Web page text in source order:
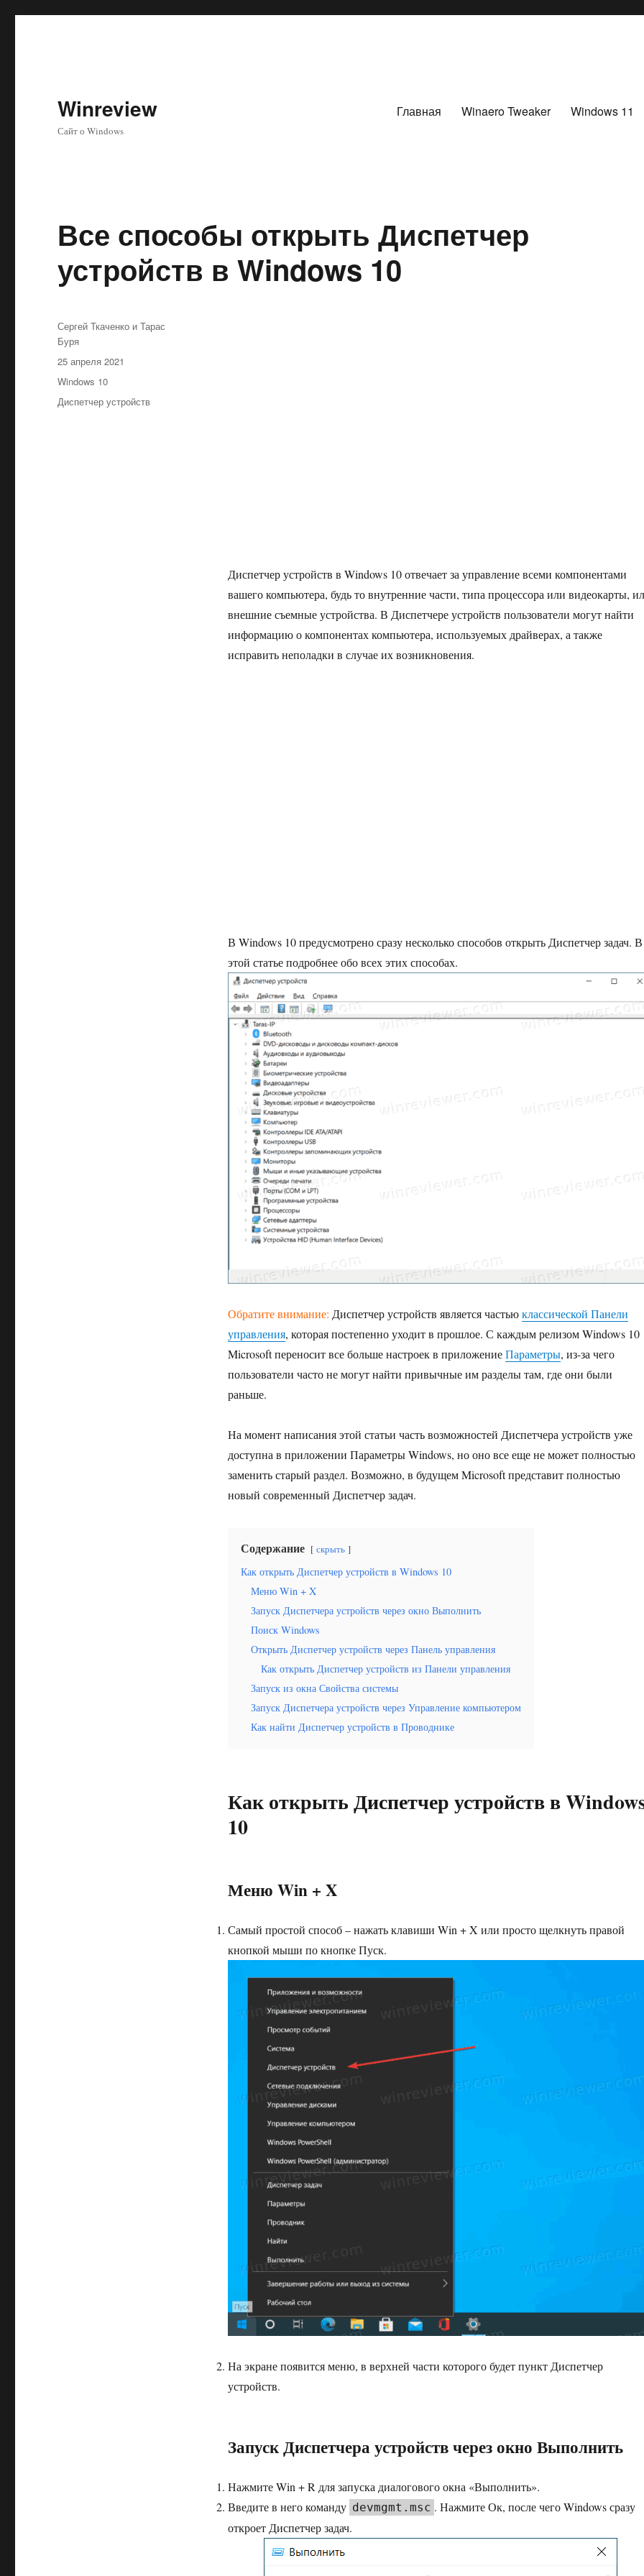
Winreview
Сайт о Windows
Главная Winaero Tweaker Windows 11
Все способы открыть Диспетчер
устройств в Windows 10
Диспетчер устройств в Windows 10 отвечает за управление всеми компонентами
вашего компьютера, будь то внутренние части, типа процессора или видеокарты,
внешние съемные устройства. В Диспетчере устройств пользователи могут найти
информацию о компонентах компьютера, используемых драйверах, а также
исправить неполадки в случае их возникновения.
В Windows 10 предусмотрено сразу несколько способов открыть Диспетчер задач. В
этой статье подробнее обо всех этих способах.
Обратите внимание: Диспетчер устройств является частьюклассической Панели
управления, которая постепенно уходит в прошлое. С каждым релизом Windows 10
Microsoft переносит все больше настроек в приложениеПараметры, из-за чего
пользователи часто не могут найти привычные им разделы там, где они были
раньше.
На момент написания этой статьи часть возможностей Диспетчера устройств уже
доступна в приложении Параметры Windows, но оно все еще не может полностью
заменить старый раздел. Возможно, в будущем Microsoft представит полностью
новый современный Диспетчер задач.
Содержание скрыть
Как открыть Диспетчер устройств в Windows 10
Меню Win + X
Запуск Диспетчера устройств через окно Выполнить
Поиск Windows
Открыть Диспетчер устройств через Панель управления
Как открыть Диспетчер устройств из Панели управления
Запуск из окна Свойства системы
Запуск Диспетчера устройств через Управление компьютером
Как найти Диспетчер устройств в Проводнике
Как открыть Диспетчер устройств в
10
Меню Win + X
Самый простой способ – нажать клавиши Win + X или просто щелкнуть правой
кнопкой мыши по кнопке Пуск.
На экране появится меню, в верхней части которого будет пункт Диспетчер
устройств.
Запуск Диспетчера устройств через окно Выполнить
Нажмите Win + R для запуска диалогового окна «Выполнить».
Введите в него команду devmgmt.msc . Нажмите Ок, после чего Windows сразу
откроет Диспетчер задач.
Автор
Сергей Ткаченко и Тарас
Буря
Опубликовано
25 апреля 2021
Рубрики
Windows 10
Метки
Диспетчер устройств